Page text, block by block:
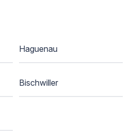
Haguenau
Bischwiller